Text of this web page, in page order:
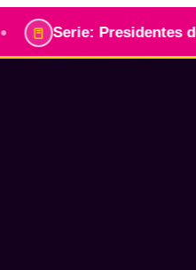
Serie: Presidentes de